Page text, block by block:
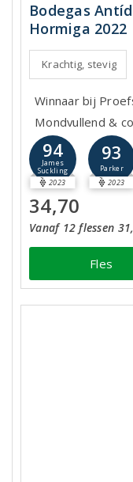
Bodegas
Hormiga 2022
Krachtig, stevig
Winnaar bij
Mondvullend &
94
James
Suckling
2023
93
Parker
2023
34,70
Vanaf 12 flessen
Fles